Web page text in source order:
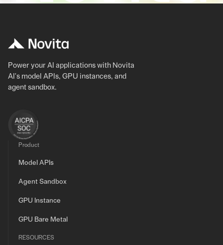
Power your AI applications with Novita
AI's model APIs, GPU instances, and
agent sandbox.
Product
Model APIs
Agent Sandbox
GPU Instance
GPU Bare Metal
RESOURCES